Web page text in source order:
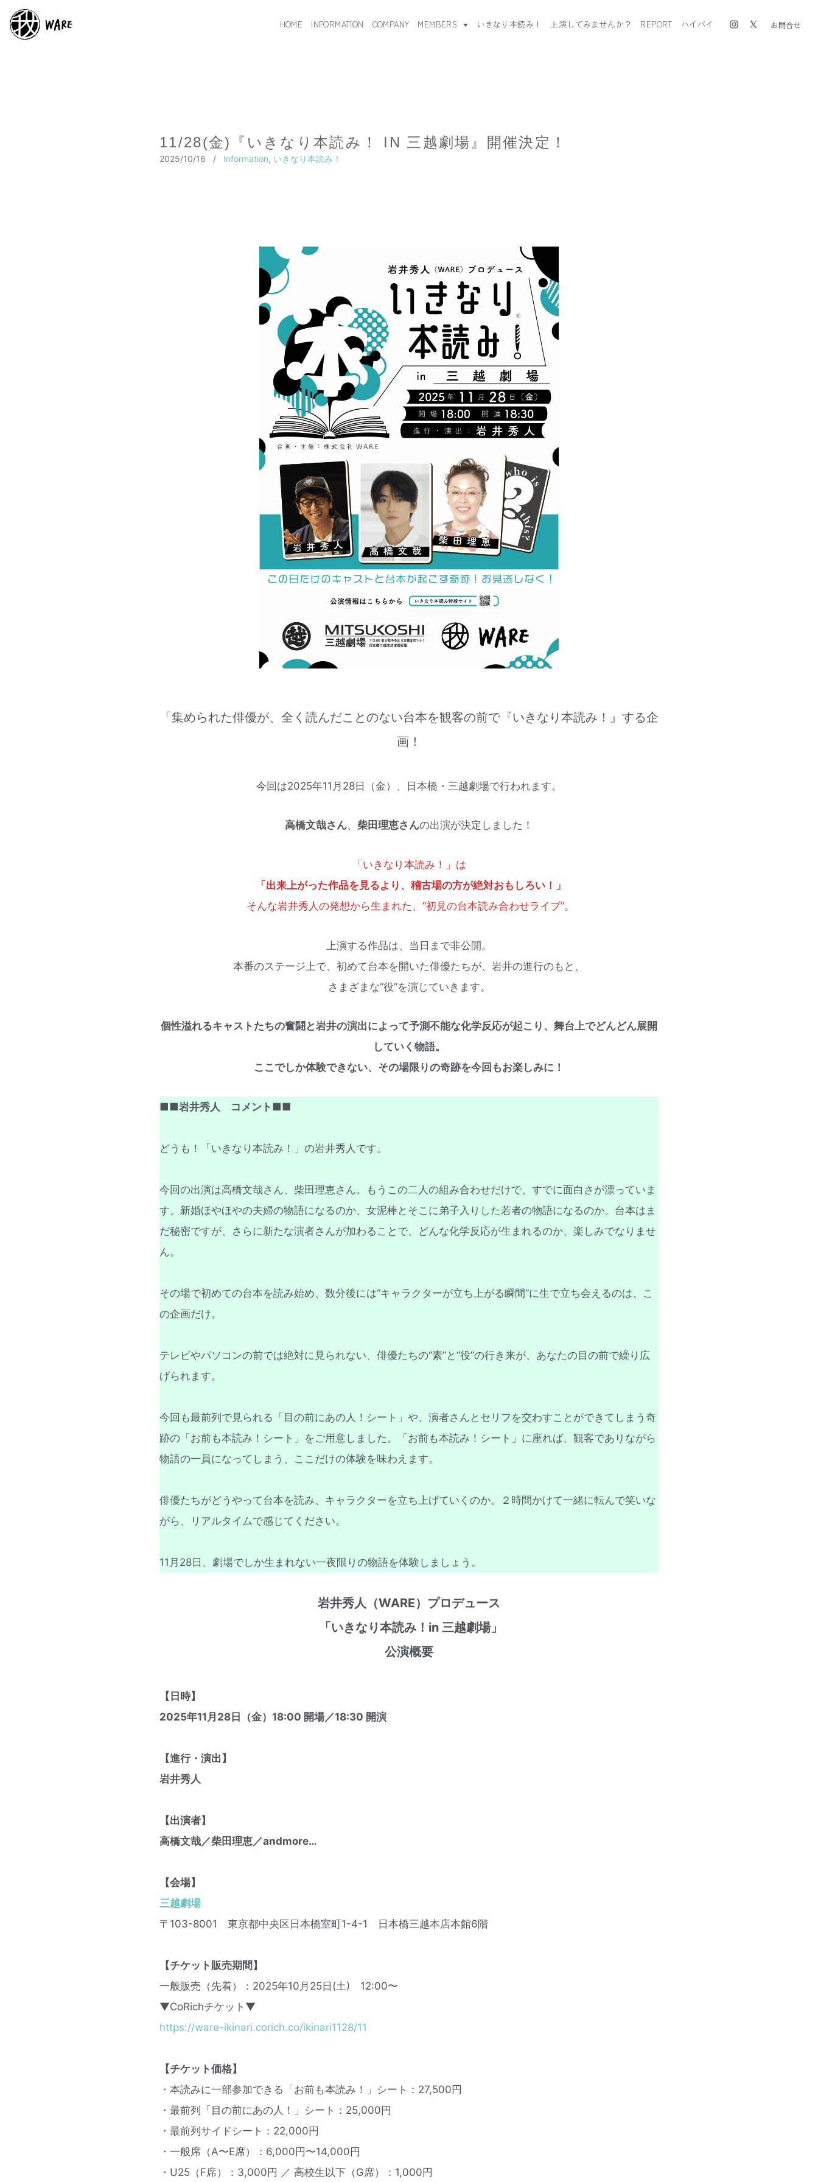
HOME INFORMATION COMPANY MEMBERS いきなり本読み！ 上演してみませんか？ REPORT ハイバイ お問合せ
11/28(金)『いきなり本読み！ IN 三越劇場』開催決定！
2025/10/16 / Information, いきなり本読み！
「集められた俳優が、全く読んだことのない台本を観客の前で『いきなり本読み！』する企
画！
今回は2025年11月28日（金）、日本橋・三越劇場で行われます。
高橋文哉さん、 柴田理恵さんの出演が決定しました！
「いきなり本読み！」は
「出来上がった作品を見るより、稽古場の方が絶対おもしろい！」
そんな岩井秀人の発想から生まれた、“初見の台本読み合わせライブ”。
上演する作品は、当日まで非公開。
本番のステージ上で、初めて台本を開いた俳優たちが、岩井の進行のもと、
さまざまな”役”を演じていきます。
個性溢れるキャストたちの奮闘と岩井の演出によって予測不能な化学反応が起こり、舞台上でどんどん展開
していく物語。
ここでしか体験できない、その場限りの奇跡を今回もお楽しみに！
■■岩井秀人 コメント■■
どうも！「いきなり本読み！」の岩井秀人です。
今回の出演は高橋文哉さん、柴田理恵さん。もうこの二人の組み合わせだけで、すでに面白さが漂っていま
す。新婚ほやほやの夫婦の物語になるのか、女泥棒とそこに弟子入りした若者の物語になるのか。台本はま
だ秘密ですが、さらに新たな演者さんが加わることで、どんな化学反応が生まれるのか、楽しみでなりませ
ん。
その場で初めての台本を読み始め、数分後には“キャラクターが立ち上がる瞬間”に生で立ち会えるのは、こ
の企画だけ。
テレビやパソコンの前では絶対に見られない、俳優たちの“素”と“役”の行き来が、あなたの目の前で繰り広
げられます。
今回も最前列で見られる「目の前にあの人！シート」や、演者さんとセリフを交わすことができてしまう奇
跡の「お前も本読み！シート」をご用意しました。「お前も本読み！シート」に座れば、観客でありながら
物語の一員になってしまう、ここだけの体験を味わえます。
俳優たちがどうやって台本を読み、キャラクターを立ち上げていくのか。２時間かけて一緒に転んで笑いな
がら、リアルタイムで感じてください。
11月28日、劇場でしか生まれない一夜限りの物語を体験しましょう。
岩井秀人（WARE）プロデュース
「いきなり本読み！in 三越劇場」
公演概要
【日時】
2025年11月28日（金）18:00 開場／18:30 開演
【進行・演出】
岩井秀人
【出演者】
高橋文哉／柴田理恵／andmore…
【会場】
三越劇場
〒103-8001 東京都中央区日本橋室町1-4-1 日本橋三越本店本館6階
【チケット販売期間】
一般販売（先着）：2025年10月25日(土) 12:00〜
▼CoRichチケット▼
https://ware-ikinari.corich.co/ikinari1128/11
【チケット価格】
・本読みに一部参加できる「お前も本読み！」シート：27,500円
・最前列「目の前にあの人！」シート：25,000円
・最前列サイドシート：22,000円
・一般席（A〜E席）：6,000円〜14,000円
・U25（F席）：3,000円 ／ 高校生以下（G席）：1,000円